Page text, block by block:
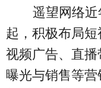
遥望网络
起，积极布局
视频广告、直播
曝光与销售等